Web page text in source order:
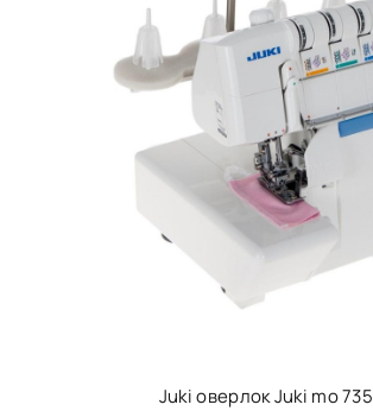
Juki оверлок Juki mo 735